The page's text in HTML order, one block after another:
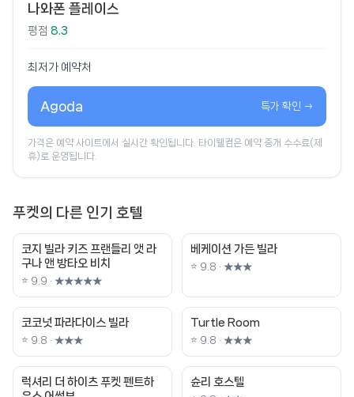
나와폰 플레이스
평점 8.3
최저가 예약처
Agoda 특가 확인 →
가격은 예약 사이트에서 실시간 확인됩니다. 타이웰컴은 예약 중개 수수료(제
휴)로 운영됩니다.
푸켓의 다른 인기 호텔
코지 빌라 키즈 프랜들리 앳 라
구나 앤 방타오 비치
⭐ 9.9 · ★★★★★
베케이션 가든 빌라
⭐ 9.8 · ★★★
코코넛 파라다이스 빌라
⭐ 9.8 · ★★★
Turtle Room
⭐ 9.8 · ★★★
럭셔리 더 하이츠 푸켓 펜트하
슌리 호스텔